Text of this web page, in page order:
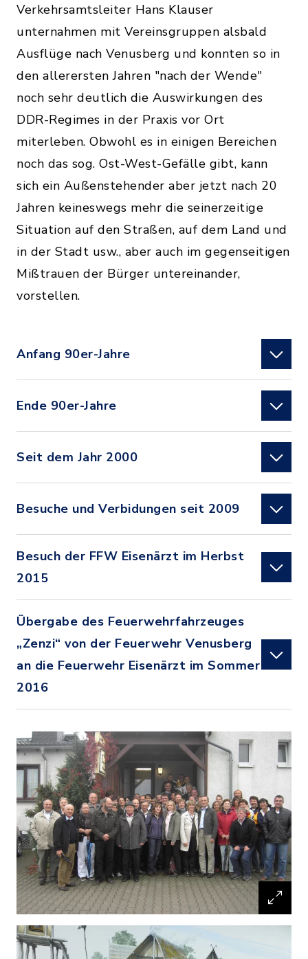
Verkehrsamtsleiter Hans Klauser
unternahmen mit Vereinsgruppen alsbald
Ausflüge nach Venusberg und konnten so in
den allerersten Jahren "nach der Wende"
noch sehr deutlich die Auswirkungen des
DDR-Regimes in der Praxis vor Ort
miterleben. Obwohl es in einigen Bereichen
noch das sog. Ost-West-Gefälle gibt, kann
sich ein Außenstehender aber jetzt nach 20
Jahren keineswegs mehr die seinerzeitige
Situation auf den Straßen, auf dem Land und
in der Stadt usw., aber auch im gegenseitigen
Mißtrauen der Bürger untereinander,
vorstellen.
Anfang 90er-Jahre
Ende 90er-Jahre
Seit dem Jahr 2000
Besuche und Verbidungen seit 2009
Besuch der FFW Eisenärzt im Herbst
2015
Übergabe des Feuerwehrfahrzeuges
„Zenzi“ von der Feuerwehr Venusberg
an die Feuerwehr Eisenärzt im Sommer
2016